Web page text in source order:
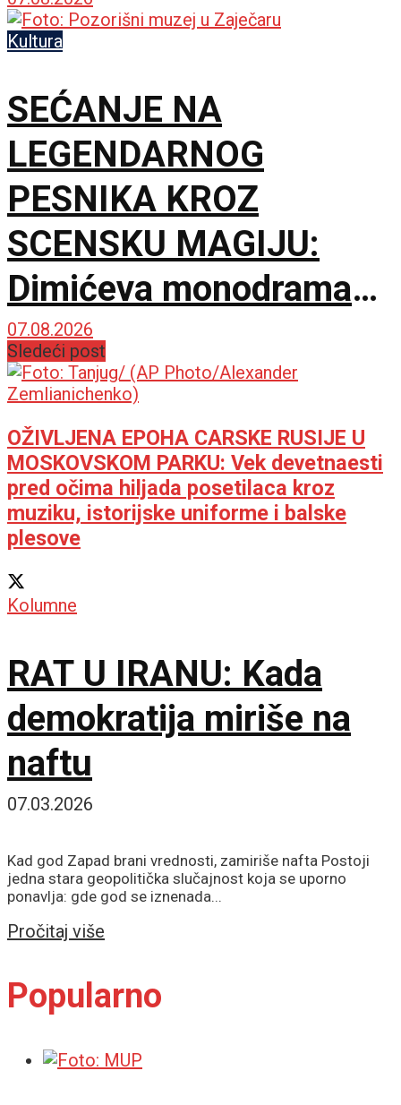
Kultura
SEĆANJE NA
LEGENDARNOG
PESNIKA KROZ
SCENSKU MAGIJU:
Dimićeva monodrama
dirnula zaječarsku
publiku
07.08.2026
Sledeći post
OŽIVLJENA EPOHA CARSKE RUSIJE U
MOSKOVSKOM PARKU: Vek devetnaesti
pred očima hiljada posetilaca kroz
muziku, istorijske uniforme i balske
plesove
Kolumne
RAT U IRANU: Kada
demokratija miriše na
naftu
07.03.2026
Kad god Zapad brani vrednosti, zamiriše nafta Postoji
jedna stara geopolitička slučajnost koja se uporno
ponavlja: gde god se iznenada...
Pročitaj više
Popularno